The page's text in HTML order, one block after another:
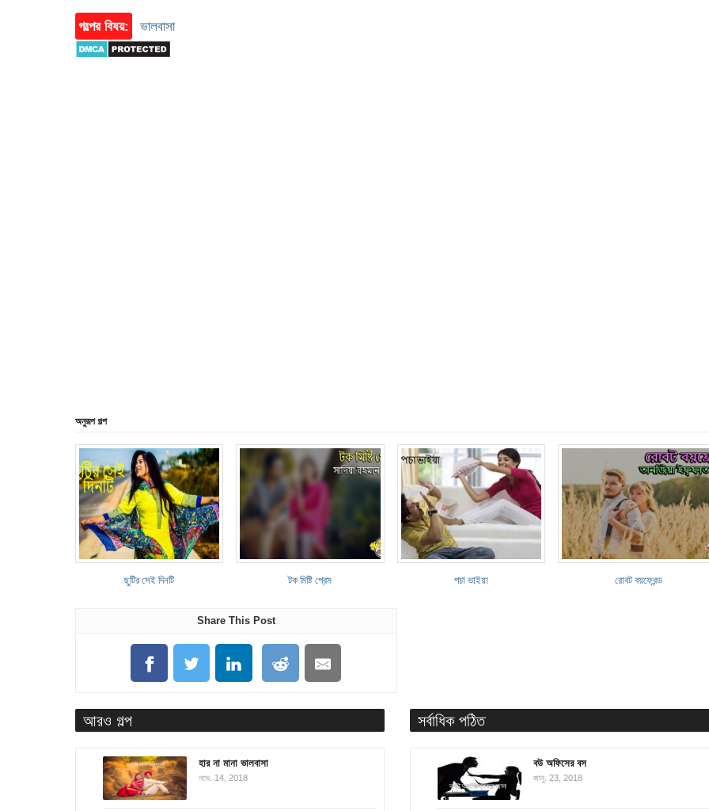
গল্পের বিষয়: ভালবাসা
অনুরূপ গল্প
ছুটির সেই দিনটি টক মিষ্টি প্রেম পচা ভাইয়া রোবট বয়ফ্রেন্ড
Share This Post
আরও গল্প
হার না মানা ভালবাসা
নভে. 14, 2018
সর্বাধিক পঠিত
বউ অফিসের বস
জানু. 23, 2018